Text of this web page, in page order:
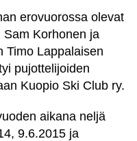
erovuorossa olevat
Korhonen ja
Timo Lappalaisen
pujottelijoiden
Kuopio Ski Club ry.
aikana neljä
9.6.2015 ja